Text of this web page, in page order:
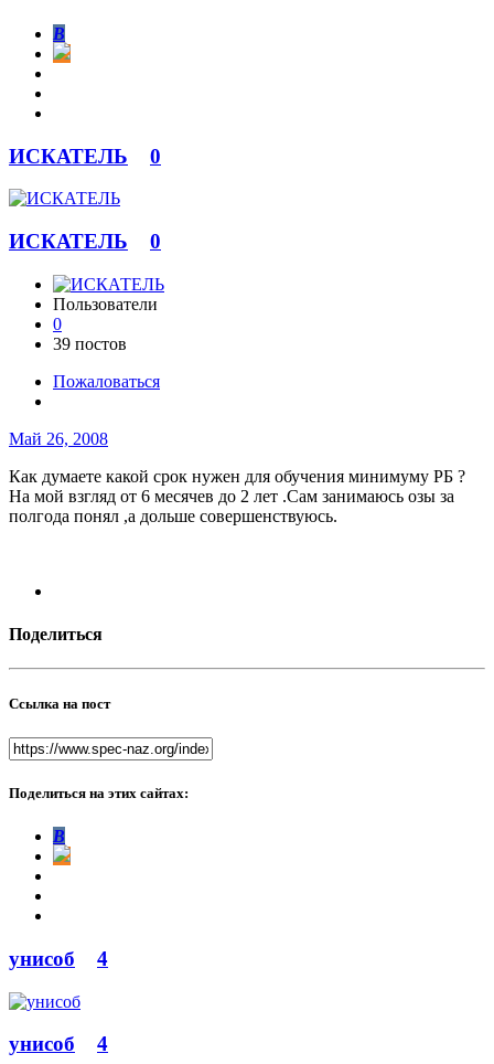
В
ИСКАТЕЛЬ 0
ИСКАТЕЛЬ 0
Пользователи
0
39 постов
Пожаловаться
Май 26, 2008
Как думаете какой срок нужен для обучения минимуму РБ ?
На мой взгляд от 6 месячев до 2 лет .Сам занимаюсь озы за
полгода понял ,а дольше совершенствуюсь.
Поделиться
Ссылка на пост
Поделиться на этих сайтах:
В
унисоб 4
унисоб 4